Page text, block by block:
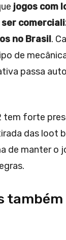
jogos com
ser
no Brasil.
de
passa
tem forte
das loot
de manter o
também